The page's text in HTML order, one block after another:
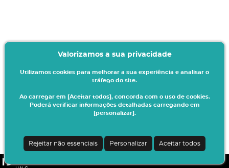
Valorizamos a sua privacidade
Utilizamos cookies para melhorar a sua experiência e analisar o
tráfego do site.
Ao carregar em [Aceitar todos], concorda com o uso de cookies.
Poderá verificar informações detalhadas carregando em
[personalizar].
Rejeitar não essenciais Personalizar Aceitar todos